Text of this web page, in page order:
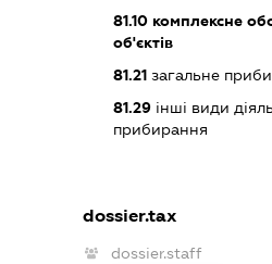
81.10 комплексне
об'єктів
81.21 загальне
81.29 інші види
прибирання
dossier.tax
dossier.staff